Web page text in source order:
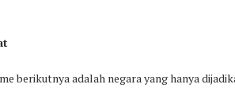
berikutnya adalah negara yang hanya